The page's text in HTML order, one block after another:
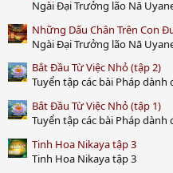
(
s
)
Ngài Đại Trưởng lão Nā
Những Dấu Chân Trên Con
Ngài Đại Trưởng lão Nā
Bắt Đầu Từ Việc Nhỏ (tập 2)
Tuyển tập các bài Pháp
Bắt Đầu Từ Việc Nhỏ (tập 1)
Tuyển tập các bài Pháp
Tinh Hoa Nikaya tập 3
Tinh Hoa Nikaya tập 3